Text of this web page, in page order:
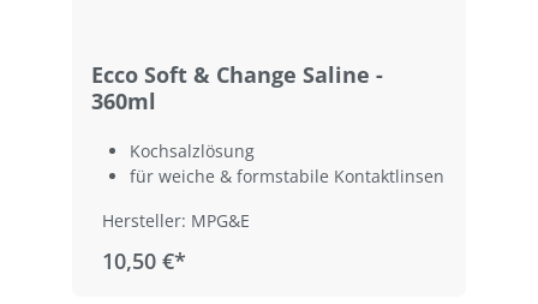
Ecco Soft & Change Saline -
360ml
Kochsalzlösung
für weiche & formstabile Kontaktlinsen
Hersteller: MPG&E
10,50 €*